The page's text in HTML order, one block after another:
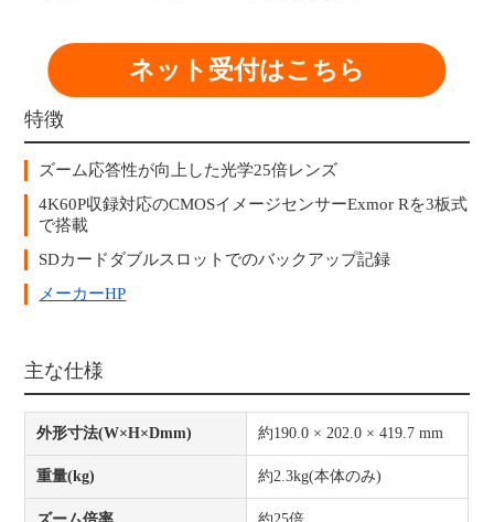
ネット受付はこちら
特徴
ズーム応答性が向上した光学25倍レンズ
4K60P収録対応のCMOSイメージセンサーExmor Rを3板式
で搭載
SDカードダブルスロットでのバックアップ記録
メーカーHP
主な仕様
外形寸法(W×H×Dmm) 約190.0 × 202.0 × 419.7 mm
重量(kg) 約2.3kg(本体のみ)